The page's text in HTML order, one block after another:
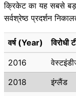
क्रिकेट का यह सबसे
सर्वश्रेष्ठ प्रदर्शन
वर्ष (Year)
2016
2018
इंग्लैंड